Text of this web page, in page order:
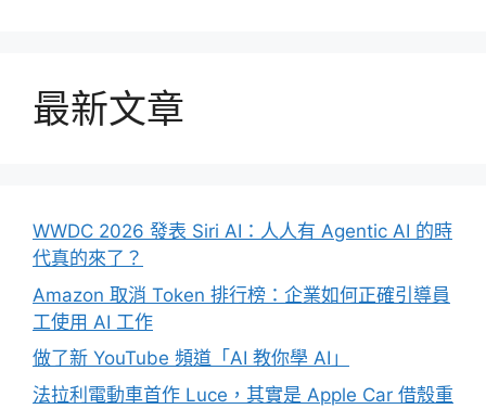
最新文章
WWDC 2026 發表 Siri AI：人人有 Agentic AI 的時
代真的來了？
Amazon 取消 Token 排行榜：企業如何正確引導員
工使用 AI 工作
做了新 YouTube 頻道「AI 教你學 AI」
法拉利電動車首作 Luce，其實是 Apple Car 借殼重